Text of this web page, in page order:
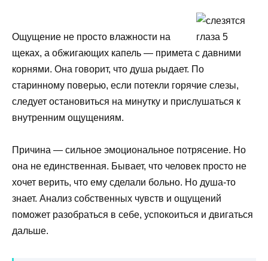
Ощущение не просто влажности на
щеках, а обжигающих капель — примета с давними
корнями. Она говорит, что душа рыдает. По
старинному поверью, если потекли горячие слезы,
следует остановиться на минутку и прислушаться к
внутренним ощущениям.
Причина — сильное эмоциональное потрясение. Но
она не единственная. Бывает, что человек просто не
хочет верить, что ему сделали больно. Но душа-то
знает. Анализ собственных чувств и ощущений
поможет разобраться в себе, успокоиться и двигаться
дальше.